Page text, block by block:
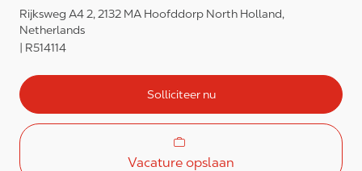
Rijksweg A4 2, 2132 MA Hoofddorp North Holland,
Netherlands
R514114
Solliciteer nu
Vacature opslaan